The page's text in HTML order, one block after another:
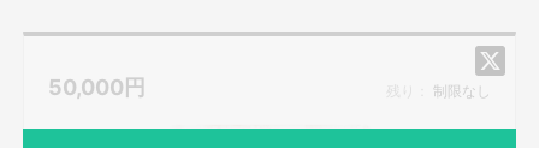
す。チケットの譲渡も可能です。
・橋本エリコ獣医師作画のイラストと碓井朝美からのお礼
のメッセージ
50,000円 残り： 制限なし